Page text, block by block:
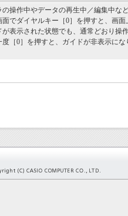
の操作中やデータの再生中／編集中な
面でダイヤルキー［0］を押すと、画
が表示された状態でも、通常どおり操
度［0］を押すと、ガイドが非表示にな